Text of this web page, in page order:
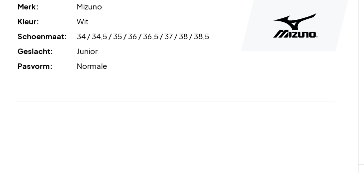
Merk:
Mizuno
Kleur:
Wit
Schoenmaat:
34 / 34,5 / 35 / 36 / 36,5 / 37 / 38 / 38,5
Geslacht:
Junior
Pasvorm:
Normale